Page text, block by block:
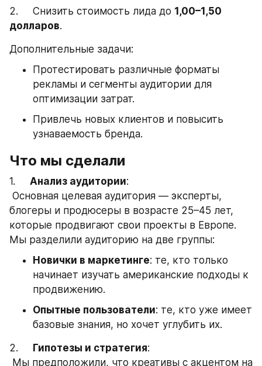
2.     Снизить стоимость лида до 1,00–1,50
долларов.
Дополнительные задачи:
Протестировать различные форматы
рекламы и сегменты аудитории для
оптимизации затрат.
Привлечь новых клиентов и повысить
узнаваемость бренда.
Что мы сделали
1. Анализ аудитории:
блогеры и продюсеры в возрасте 25–45 лет,
которые продвигают свои проекты в Европе.
Мы разделили аудиторию на две группы:
Новички в маркетинге: те, кто только
начинает изучать американские подходы к
продвижению.
Опытные пользователи: те, кто уже имеет
базовые знания, но хочет углубить их.
2.
Гипотезы и стратегия: